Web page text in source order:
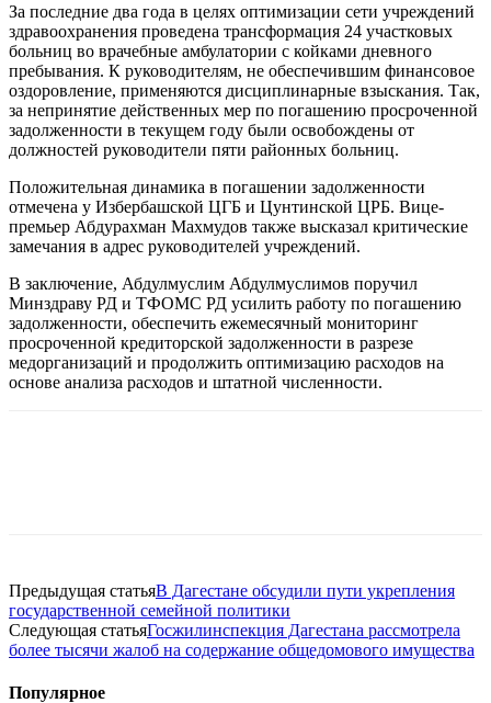
За последние два года в целях оптимизации сети учреждений
здравоохранения проведена трансформация 24 участковых
больниц во врачебные амбулатории с койками дневного
пребывания. К руководителям, не обеспечившим финансовое
оздоровление, применяются дисциплинарные взыскания. Так,
за непринятие действенных мер по погашению просроченной
задолженности в текущем году были освобождены от
должностей руководители пяти районных больниц.
Положительная динамика в погашении задолженности
отмечена у Избербашской ЦГБ и Цунтинской ЦРБ. Вице-
премьер Абдурахман Махмудов также высказал критические
замечания в адрес руководителей учреждений.
В заключение, Абдулмуслим Абдулмуслимов поручил
Минздраву РД и ТФОМС РД усилить работу по погашению
задолженности, обеспечить ежемесячный мониторинг
просроченной кредиторской задолженности в разрезе
медорганизаций и продолжить оптимизацию расходов на
основе анализа расходов и штатной численности.
Предыдущая статьяВ Дагестане обсудили пути укрепления
государственной семейной политики
Следующая статьяГосжилинспекция Дагестана рассмотрела
более тысячи жалоб на содержание общедомового имущества
Популярное